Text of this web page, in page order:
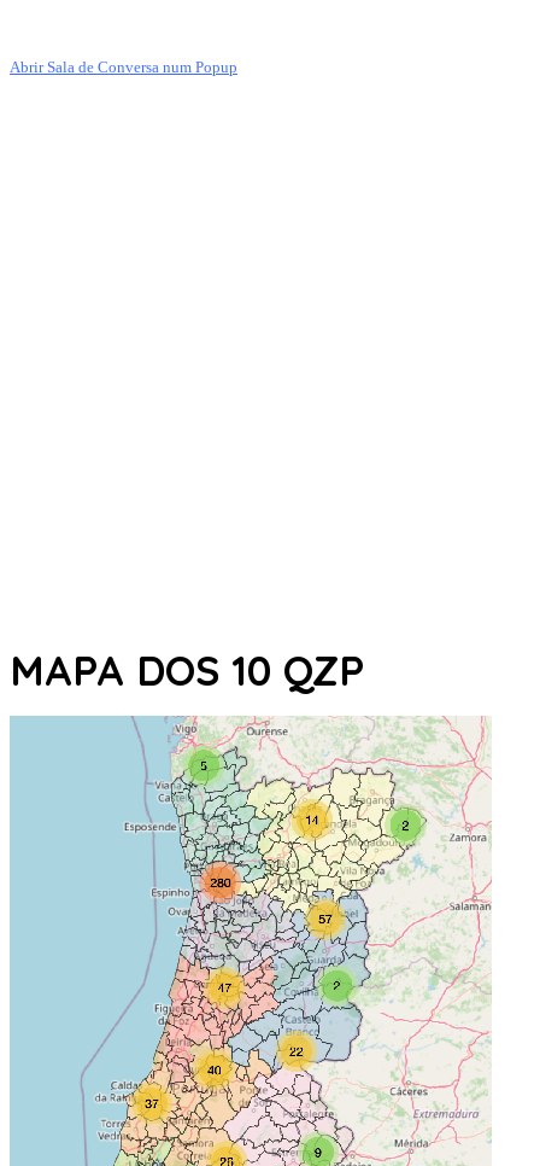
Abrir Sala de Conversa num Popup
MAPA DOS 10 QZP